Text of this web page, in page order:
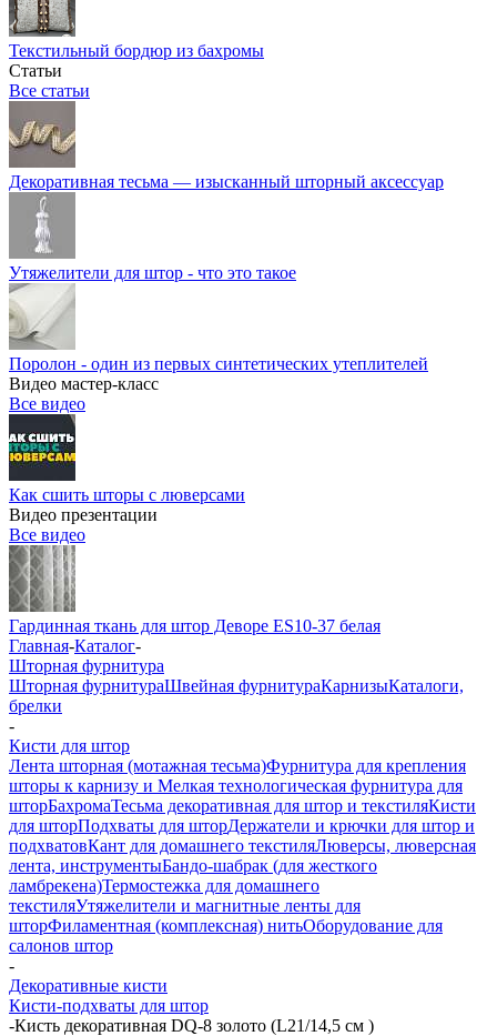
Текстильный бордюр из бахромы
Статьи
Все статьи
Декоративная тесьма — изысканный шторный аксессуар
Утяжелители для штор - что это такое
Поролон - один из первых синтетических утеплителей
Видео мастер-класс
Все видео
Как сшить шторы с люверсами
Видео презентации
Все видео
Гардинная ткань для штор Деворе ES10-37 белая
Главная-Каталог-
Шторная фурнитура
Шторная фурнитураШвейная фурнитураКарнизыКаталоги,
брелки
-
Кисти для штор
Лента шторная (мотажная тесьма)Фурнитура для крепления
шторы к карнизу и Мелкая технологическая фурнитура для
шторБахромаТесьма декоративная для штор и текстиляКисти
для шторПодхваты для шторДержатели и крючки для штор и
подхватовКант для домашнего текстиляЛюверсы, люверсная
лента, инструментыБандо-шабрак (для жесткого
ламбрекена)Термостежка для домашнего
текстиляУтяжелители и магнитные ленты для
шторФиламентная (комплексная) нитьОборудование для
салонов штор
-
Декоративные кисти
Кисти-подхваты для штор
-Кисть декоративная DQ-8 золото (L21/14,5 см )